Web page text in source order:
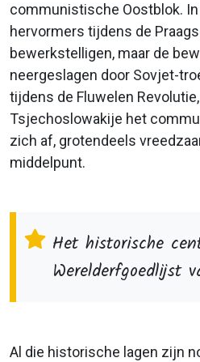
communistische Oostblok.
hervormers tijdens de
bewerkstelligen, maar de
neergeslagen door Sovjet-
tijdens de Fluwelen
Tsjechoslowakije het
zich af, grotendeels
middelpunt.
Het historische
Werelderfgoedlijst
Al die historische lagen zijn